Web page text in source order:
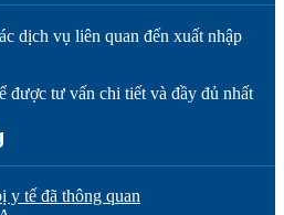
dịch vụ liên quan đến xuất nhập
được tư vấn chi tiết và đầy đủ nhất
y tế đã thông quan